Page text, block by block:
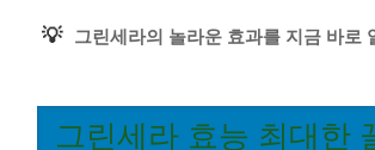
💡 그린세라의 놀라운 효과를 지금 바로
그린세라 효능 최대한